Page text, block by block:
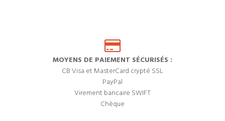
MOYENS DE PAIEMENT SÉCURISÉS :
CB Visa et MasterCard crypté SSL
PayPal
Virement bancaire SWIFT
Chèque